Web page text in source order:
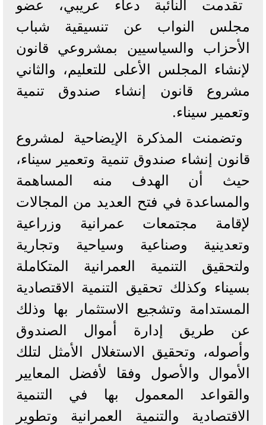
تقدمت النائبة دعاء عريبي، عضو
مجلس النواب عن تنسيقية شباب
الأحزاب والسياسيين بمشروعي قانون
لإنشاء المجلس الأعلى للتعليم، والثاني
مشروع قانون إنشاء صندوق تنمية
وتعمير سيناء.
وتضمنت المذكرة الإيضاحية لمشروع
قانون إنشاء صندوق تنمية وتعمير سيناء،
حيث أن الهدف منه المساهمة
والمساعدة في فتح العديد من المجالات
لإقامة مجتمعات عمرانية وزراعية
وتعدينية وصناعية وسياحية وتجارية
ولتحقيق التنمية العمرانية المتكاملة
بسيناء وكذلك تحقيق التنمية الاقتصادية
المستدامة وتشجيع الاستثمار بها وذلك
عن طريق إدارة أموال الصندوق
وأصوله، وتحقيق الاستغلال الأمثل لتلك
الأموال والأصول وفقا لأفضل المعايير
والقواعد المعمول بها في التنمية
الاقتصادية والتنمية العمرانية وتطوير